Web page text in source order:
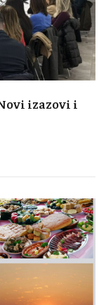
izazovi i